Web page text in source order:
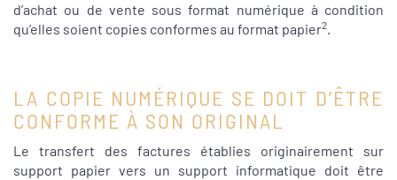
d’achat ou de vente sous format numérique à condition
qu’elles soient copies conformes au format papier2.
LA COPIE NUMÉRIQUE SE DOIT D’ÊTRE
CONFORME À SON ORIGINAL
Le transfert des factures établies originairement sur
support papier vers un support informatique doit être